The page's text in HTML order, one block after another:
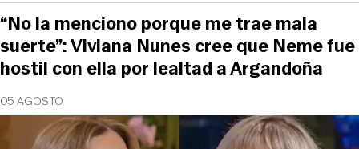
05 AGOSTO
“No la menciono porque me trae mala
suerte”: Viviana Nunes cree que Neme fue
hostil con ella por lealtad a Argandoña